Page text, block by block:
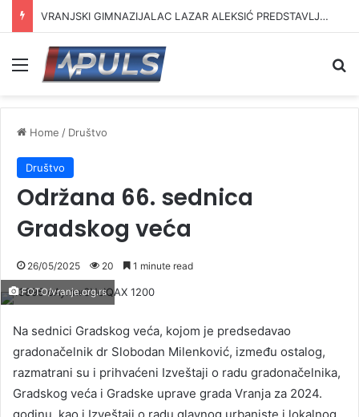
Dačić i Toškovski iz Preševa poručili vozačima: Na put krenite odmorni
Menu
Home / Društvo
Društvo
Održana 66. sednica
Gradskog veća
26/05/2025 20 1 minute read
FOTO/vranje.org.rs
Na sednici Gradskog veća, kojom je predsedavao
gradonačelnik dr Slobodan Milenković, između ostalog,
razmatrani su i prihvaćeni Izveštaji o radu gradonačelnika,
Gradskog veća i Gradske uprave grada Vranja za 2024.